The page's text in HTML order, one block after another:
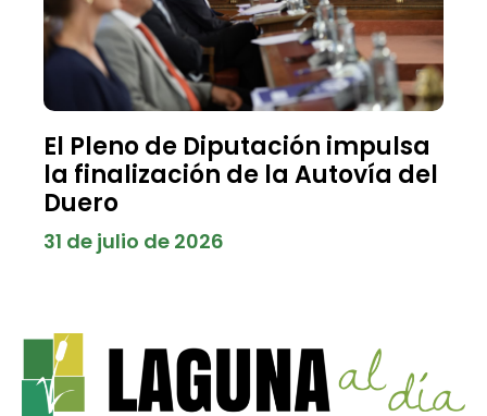
El Pleno de Diputación impulsa
la finalización de la Autovía del
Duero
31 de julio de 2026